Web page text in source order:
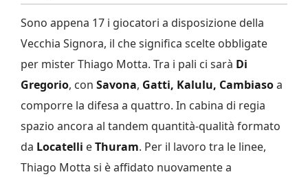
Sono appena 17 i giocatori a disposizione della
Vecchia Signora, il che significa scelte obbligate
per mister Thiago Motta. Tra i pali ci sarà Di
Gregorio, con Savona, Gatti, Kalulu, Cambiasoa
comporre la difesa a quattro. In cabina di regia
spazio ancora al tandem quantità-qualità formato
da Locatelli eThuram. Per il lavoro tra le linee,
Thiago Motta si è affidato nuovamente a